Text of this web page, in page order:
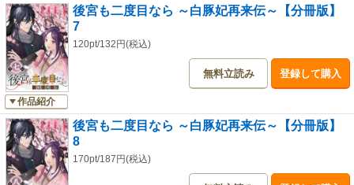
作品紹介
後宮も二度目なら ～白豚妃再来伝～【分冊版】
7
120pt/132円(税込)
無料立読み 登録して購入
後宮も二度目なら ～白豚妃再来伝～【分冊版】
8
170pt/187円(税込)